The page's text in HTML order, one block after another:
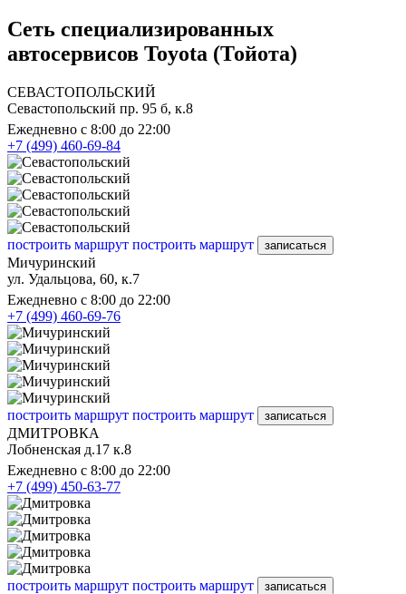
Сеть специализированных
автосервисов Toyota (Тойота)
СЕВАСТОПОЛЬСКИЙ
Севастопольский пр. 95 б, к.8
Ежедневно с 8:00 до 22:00
+7 (499) 460-69-84
построить маршрут построить маршрут записаться
Мичуринский
ул. Удальцова, 60, к.7
Ежедневно с 8:00 до 22:00
+7 (499) 460-69-76
построить маршрут построить маршрут записаться
ДМИТРОВКА
Лобненская д.17 к.8
Ежедневно с 8:00 до 22:00
+7 (499) 450-63-77
построить маршрут построить маршрут записаться